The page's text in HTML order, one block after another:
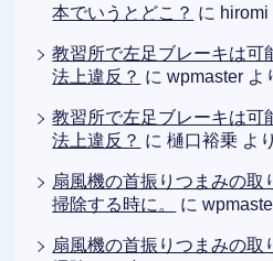
本でいうとどこ？ に hiromi
教習所で左足ブレーキは可
法上違反？ にwpmaster よ
教習所で左足ブレーキは可
法上違反？ に樋口裕乗 より
扇風機の首振りつまみの取
掃除する時に。
に
扇風機の首振りつまみの取